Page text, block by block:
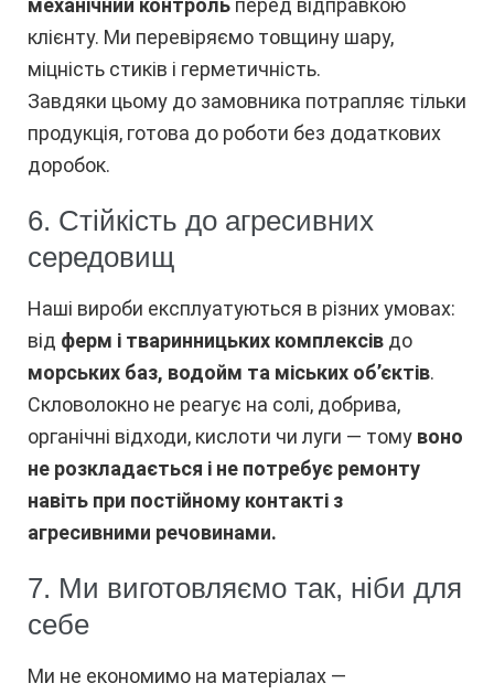
клієнту. Ми перевіряємо товщину шару,
міцність стиків і герметичність.
Завдяки цьому до замовника потрапляє тільки
продукція, готова до роботи без додаткових
доробок.
6. Стійкість до агресивних
середовищ
Наші вироби експлуатуються в різних умовах:
від ферм і тваринницьких комплексів до
морських баз, водойм та міських об’єктів.
Скловолокно не реагує на солі, добрива,
органічні відходи, кислоти чи луги — тому воно
не розкладається і не потребує ремонту
навіть при постійному контакті з
агресивними речовинами.
7. Ми виготовляємо так, ніби для
себе
Ми не економимо на матеріалах —